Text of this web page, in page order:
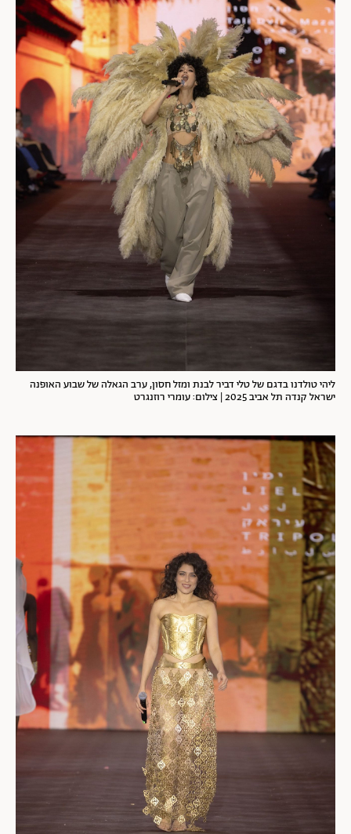
ליהי טולדנו בדגם של טלי דביר לבנת ומזל חסון, ערב הגאלה של שבוע האופנה
ישראל קנדה תל אביב 2025 | צילום: עומרי רוזנגרט